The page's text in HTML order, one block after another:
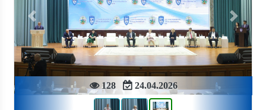
128 24.04.2026
Previous Next